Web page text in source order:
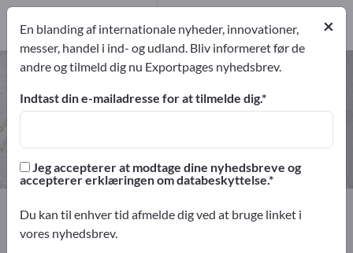
Hårsakse – find producenter og
leverandører
2
Producent
Exportpages
Råstoffer & materialer
Kommercielle forbrugsmateriale
Frisørudstyr
Hårsakse
×
En blanding af internationale nyheder, innovationer,
messer, handel i ind- og udland. Bliv informeret før de
andre og tilmeld dig nu Exportpages nyhedsbrev.
Indtast din e-mailadresse for at tilmelde dig.
Jeg accepterer at modtage dine nyhedsbreve og
accepterer erklæringen om databeskyttelse.
Du kan til enhver tid afmelde dig ved at bruge linket i
vores nyhedsbrev.